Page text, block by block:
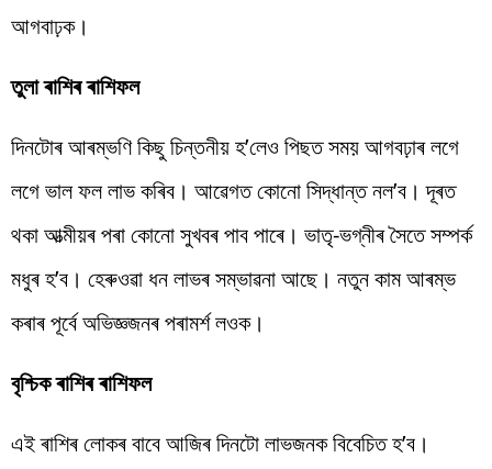
আগবাঢ়ক।
তুলা ৰাশিৰ ৰাশিফল
দিনটোৰ আৰম্ভণি কিছু চিন্তনীয় হ’লেও পিছত সময় আগবঢ়াৰ লগে
লগে ভাল ফল লাভ কৰিব। আৱেগত কোনো সিদ্ধান্ত নল’ব। দূৰত
থকা আত্মীয়ৰ পৰা কোনো সুখবৰ পাব পাৰে। ভাতৃ-ভগ্নীৰ সৈতে সম্পৰ্ক
মধুৰ হ’ব। হেৰুওৱা ধন লাভৰ সম্ভাৱনা আছে। নতুন কাম আৰম্ভ
কৰাৰ পূৰ্বে অভিজ্ঞজনৰ পৰামৰ্শ লওক।
বৃশ্চিক ৰাশিৰ ৰাশিফল
এই ৰাশিৰ লোকৰ বাবে আজিৰ দিনটো লাভজনক বিবেচিত হ’ব।